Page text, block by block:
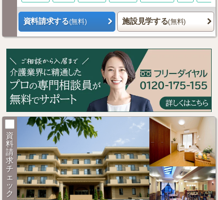
資料請求する(無料) 施設見学する(無料)
資
料
請
求
チ
ェ
ッ
ク